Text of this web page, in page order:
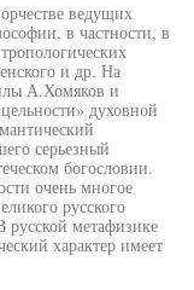
ведущих
в частности, в
и др. На
А.Хомяков и
духовной
серьезный
богословии.
очень многое
русского
метафизике
характер имеет